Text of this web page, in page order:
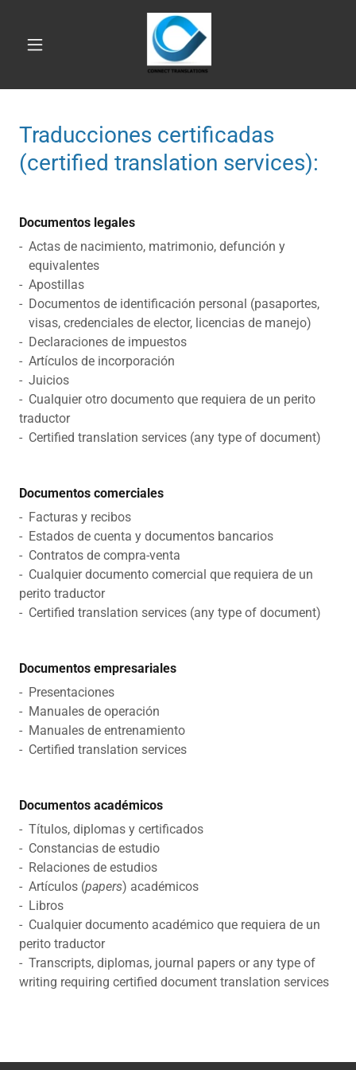
Traducciones certificadas
(certified translation services):
Documentos legales
- Actas de nacimiento, matrimonio, defunción y
equivalentes
- Apostillas
- Documentos de identificación personal (pasaportes,
visas, credenciales de elector, licencias de manejo)
- Declaraciones de impuestos
- Artículos de incorporación
- Juicios
- Cualquier otro documento que requiera de un perito
traductor
- Certified translation services (any type of document)
Documentos comerciales
- Facturas y recibos
- Estados de cuenta y documentos bancarios
- Contratos de compra-venta
- Cualquier documento comercial que requiera de un
perito traductor
- Certified translation services (any type of document)
Documentos empresariales
- Presentaciones
- Manuales de operación
- Manuales de entrenamiento
- Certified translation services
Documentos académicos
- Títulos, diplomas y certificados
- Constancias de estudio
- Relaciones de estudios
- Artículos (papers) académicos
- Libros
- Cualquier documento académico que requiera de un
perito traductor
- Transcripts, diplomas, journal papers or any type of
writing requiring certified document translation services